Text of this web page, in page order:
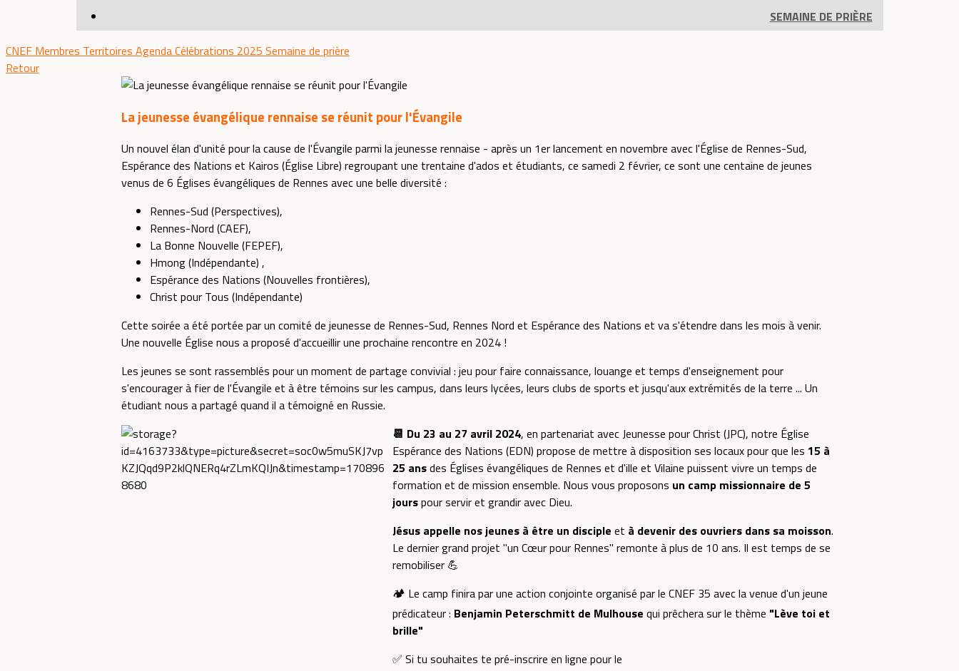
SEMAINE DE PRIÈRE
CNEF Membres Territoires AgendaCélébrations 2025 Semaine de prière
Retour
La jeunesse évangélique rennaise se réunit pour l'Évangile
Un nouvel élan d'unité pour la cause de l'Évangile parmi la jeunesse rennaise - après un 1er lancement en novembre avec l'Église de Rennes-Sud,
Espérance des Nations et Kairos (Église Libre) regroupant une trentaine d'ados et étudiants, ce samedi 2 février, ce sont une centaine de jeunes
venus de 6 Églises évangéliques de Rennes avec une belle diversité :
Rennes-Sud (Perspectives),
Rennes-Nord (CAEF),
La Bonne Nouvelle (FEPEF),
Hmong (Indépendante) ,
Espérance des Nations (Nouvelles frontières),
Christ pour Tous (Indépendante)
Cette soirée a été portée par un comité de jeunesse de Rennes-Sud, Rennes Nord et Espérance des Nations et va s'étendre dans les mois à venir.
Une nouvelle Église nous a proposé d'accueillir une prochaine rencontre en 2024 !
Les jeunes se sont rassemblés pour un moment de partage convivial : jeu pour faire connaissance, louange et temps d'enseignement pour
s'encourager à fier de l'Évangile et à être témoins sur les campus, dans leurs lycées, leurs clubs de sports et jusqu'aux extrémités de la terre ... Un
étudiant nous a partagé quand il a témoigné en Russie.
📆 Du 23 au 27 avril 2024, en partenariat avec Jeunesse pour Christ (JPC), notre Église
Espérance des Nations (EDN) propose de mettre à disposition ses locaux pour que les 15 à
25 ansdes Églises évangéliques de Rennes et d'ille et Vilaine puissent vivre un temps de
formation et de mission ensemble. Nous vous proposons un camp missionnaire de 5
jourspour servir et grandir avec Dieu.
Jésus appelle nos jeunes à être un disciple et à devenir des ouvriers dans sa moisson.
Le dernier grand projet "un Cœur pour Rennes" remonte à plus de 10 ans. Il est temps de se
remobiliser 💪
🏕️ Le camp finira par une action conjointe organisé par le CNEF 35 avec la venue d'un jeune
prédicateur : Benjamin Peterschmitt de Mulhouse qui prêchera sur le thème "Lève toi et
brille"
✅ Si tu souhaites te pré-inscrire en ligne pour le